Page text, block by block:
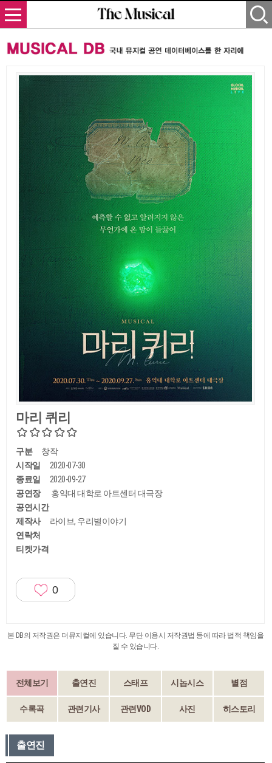
마리 퀴리
구분
창작
시작일
2020-07-30
종료일
2020-09-27
공연장
홍익대 대학로 아트센터 대극장
공연시간
제작사
라이브, 우리별이야기
연락처
티켓가격
0
본 DB의 저작권은 더뮤지컬에 있습니다. 무단 이용시 저작권법 등에 따라 법적 책임을
질 수 있습니다.
전체보기 출연진 스태프 시놉시스 별점
수록곡 관련기사 관련VOD 사진 히스토리
출연진